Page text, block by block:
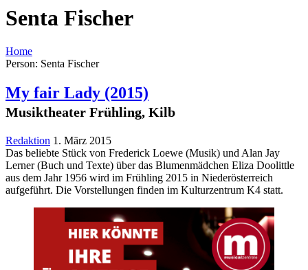
Senta Fischer
Home
Person: Senta Fischer
My fair Lady (2015)
Musiktheater Frühling, Kilb
Redaktion 1. März 2015
Das beliebte Stück von Frederick Loewe (Musik) und Alan Jay
Lerner (Buch und Texte) über das Blumenmädchen Eliza Doolittle
aus dem Jahr 1956 wird im Frühling 2015 in Niederösterreich
aufgeführt. Die Vorstellungen finden im Kulturzentrum K4 statt.